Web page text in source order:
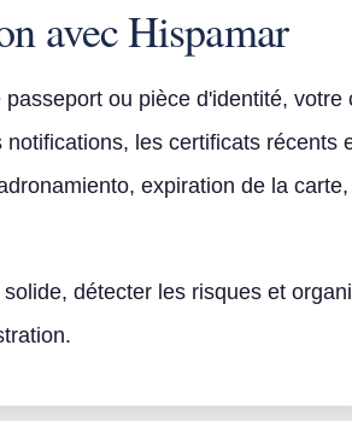
avec Hispamar
ou pièce d'identité, votre
les certificats récents
expiration de la carte,
détecter les risques et